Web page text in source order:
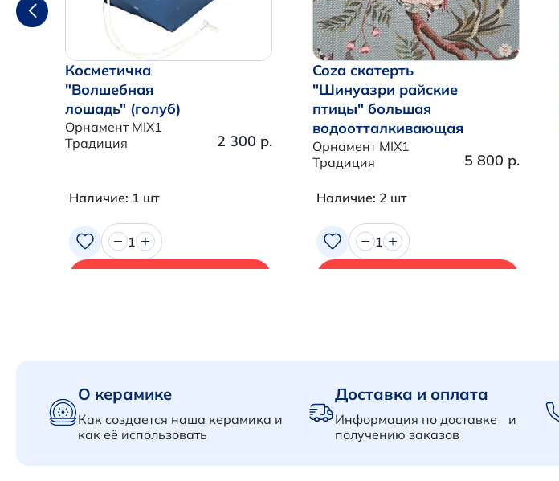
Косметичка
"Волшебная
лошадь" (голуб)
Орнамент MIX1
Традиция
2 300 р.
Наличие: 1 шт
1
Coza скатерть
"Шинуазри райские
птицы" большая
водоотталкивающая
Орнамент MIX1
Традиция
5 800 р.
Наличие: 2 шт
1
О керамике
Как создается наша керамика и
как её использовать
Доставка и оплата
Информация по доставке и
получению заказов